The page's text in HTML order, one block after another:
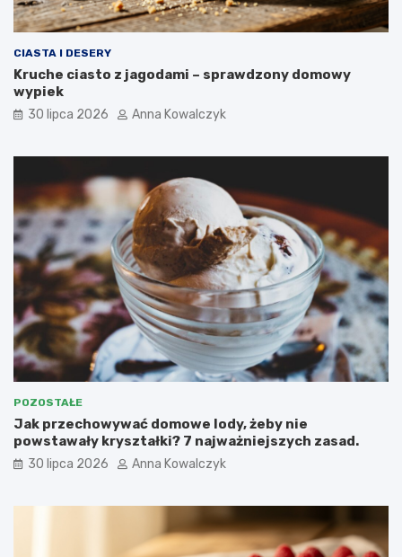
CIASTA I DESERY
Kruche ciasto z jagodami – sprawdzony domowy
wypiek
30 lipca 2026 Anna Kowalczyk
POZOSTAŁE
Jak przechowywać domowe lody, żeby nie
powstawały kryształki? 7 najważniejszych zasad.
30 lipca 2026 Anna Kowalczyk